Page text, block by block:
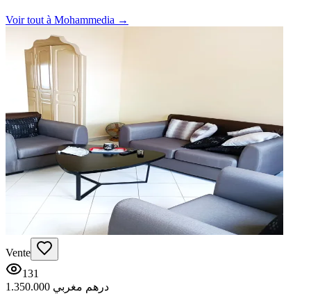
Voir tout à Mohammedia →
Vente
131
1.350.000 درهم مغربي